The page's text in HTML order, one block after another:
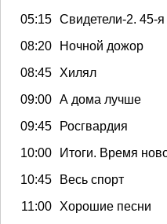
05:15 Свидетели-2. 45-
08:20
Ночной дожор
08:45
Хилял
09:00 А дома лучше
09:45
Росгвардия
10:00
Итоги. Время
10:45
Весь спорт
11:00
Хорошие песни